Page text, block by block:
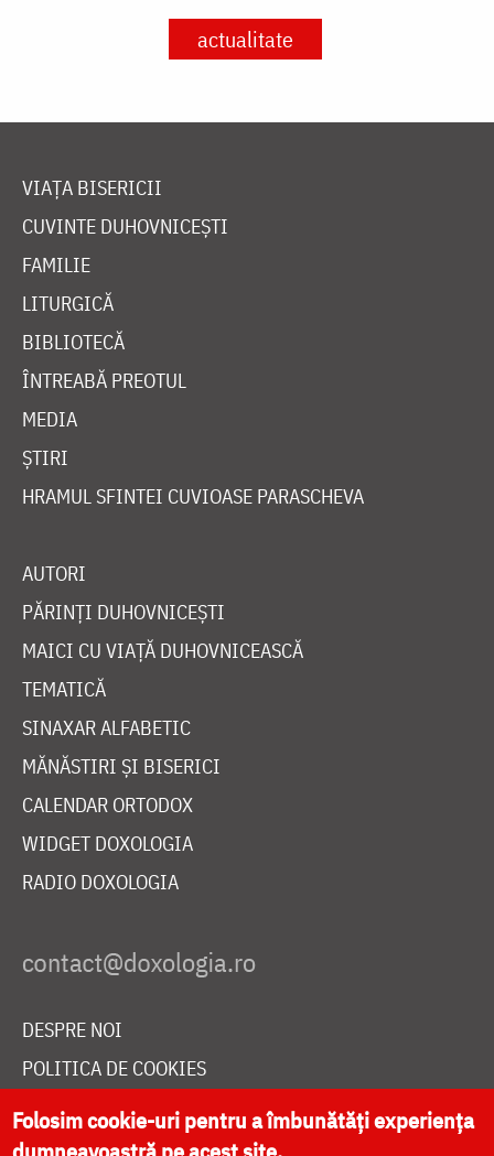
actualitate
VIAȚA BISERICII
CUVINTE DUHOVNICEȘTI
FAMILIE
LITURGICĂ
BIBLIOTECĂ
ÎNTREABĂ PREOTUL
MEDIA
ȘTIRI
HRAMUL SFINTEI CUVIOASE PARASCHEVA
AUTORI
PĂRINȚI DUHOVNICEȘTI
MAICI CU VIAȚĂ DUHOVNICEASCĂ
TEMATICĂ
SINAXAR ALFABETIC
MĂNĂSTIRI ȘI BISERICI
CALENDAR ORTODOX
WIDGET DOXOLOGIA
RADIO DOXOLOGIA
DESPRE NOI
POLITICA DE COOKIES
DONEAZĂ ONLINE PENTRU CATEDRALA NAȚIONALĂ
Folosim cookie-uri pentru a îmbunătăți experiența